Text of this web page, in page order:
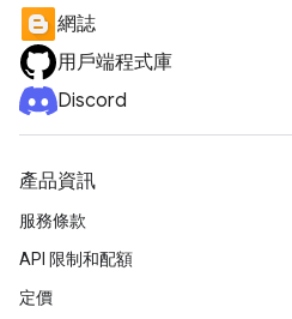
網誌
用戶端程式庫
Discord
產品資訊
服務條款
API 限制和配額
定價